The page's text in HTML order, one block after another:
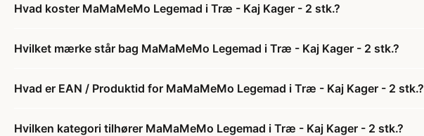
Hvad koster MaMaMeMo Legemad i Træ - Kaj Kager - 2 stk.?
Hvilket mærke står bag MaMaMeMo Legemad i Træ - Kaj Kager - 2 stk.?
Hvad er EAN / Produktid for MaMaMeMo Legemad i Træ - Kaj Kager - 2 stk.?
Hvilken kategori tilhører MaMaMeMo Legemad i Træ - Kaj Kager - 2 stk.?